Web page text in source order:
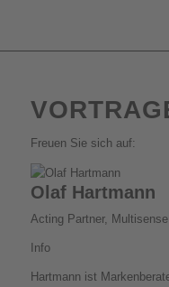
Freuen Sie sich auf:
Olaf Hartmann
Acting Partner,
Info
Hartmann ist